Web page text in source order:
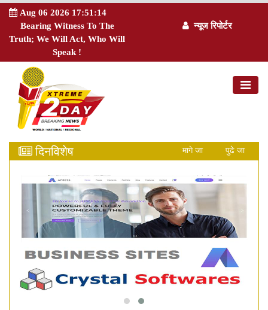
Aug 06 2026 17:51:15
Bearing Witness To The
Truth; We Will Act, Who Will
Speak !
न्यूज रिपोर्टर
दिनविशेष मागे जा पुढे जा